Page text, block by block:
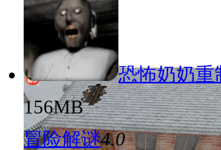
恐怖奶奶重
156MB
冒险解谜4.0